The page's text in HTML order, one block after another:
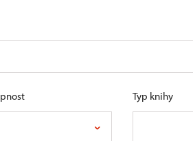
Typ knihy